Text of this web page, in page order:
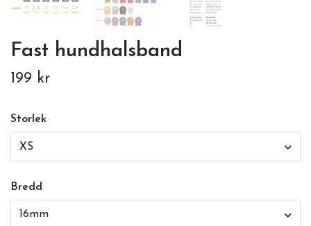
Fast hundhalsband
199 kr
Storlek
XS
Bredd
16mm